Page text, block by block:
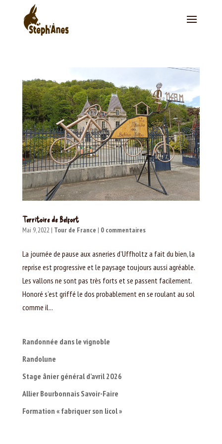
Territoire de Belfort
Mai 9, 2022 | Tour de France | 0 commentaires
La journée de pause aux asneries d’Uffholtz a fait du bien, la
reprise est progressive et le paysage toujours aussi agréable.
Les vallons ne sont pas très forts et se passent facilement.
Honoré s’est griffé le dos probablement en se roulant au sol
comme il...
Randonnée dans le vignoble
Randolune
Stage ânier général d’avril 2026
Allier Bourbonnais Savoir-Faire
Formation « fabriquer son licol »